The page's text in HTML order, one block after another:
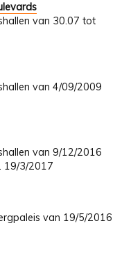
van 30.07 tot
van 4/09/2009
van 9/12/2016
19/3/2017
van 19/5/2016